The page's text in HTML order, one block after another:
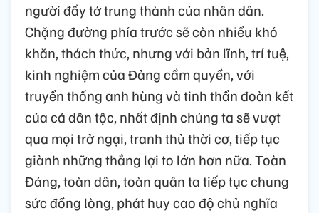
người đầy tớ trung thành của nhân dân.
Chặng đường phía trước sẽ còn nhiều khó
khăn, thách thức, nhưng với bản lĩnh, trí tuệ,
kinh nghiệm của Đảng cầm quyền, với
truyền thống anh hùng và tinh thần đoàn kết
của cả dân tộc, nhất định chúng ta sẽ vượt
qua mọi trở ngại, tranh thủ thời cơ, tiếp tục
giành những thắng lợi to lớn hơn nữa. Toàn
Đảng, toàn dân, toàn quân ta tiếp tục chung
sức đồng lòng, phát huy cao độ chủ nghĩa